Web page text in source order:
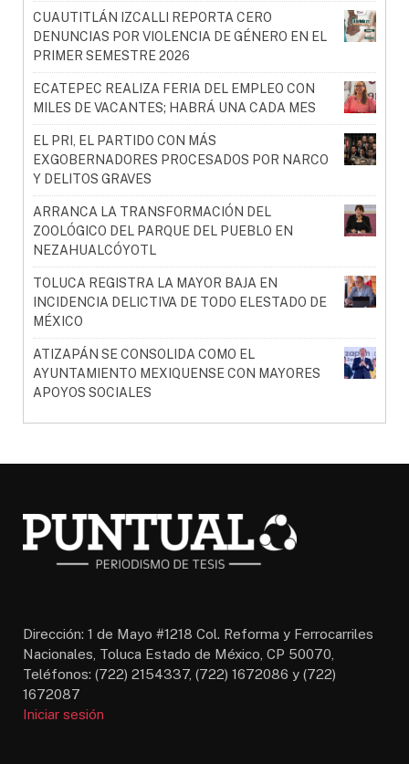
CUAUTITLÁN IZCALLI REPORTA CERO
DENUNCIAS POR VIOLENCIA DE GÉNERO EN EL
PRIMER SEMESTRE 2026
ECATEPEC REALIZA FERIA DEL EMPLEO CON
MILES DE VACANTES; HABRÁ UNA CADA MES
EL PRI, EL PARTIDO CON MÁS
EXGOBERNADORES PROCESADOS POR NARCO
Y DELITOS GRAVES
ARRANCA LA TRANSFORMACIÓN DEL
ZOOLÓGICO DEL PARQUE DEL PUEBLO EN
NEZAHUALCÓYOTL
TOLUCA REGISTRA LA MAYOR BAJA EN
INCIDENCIA DELICTIVA DE TODO ELESTADO DE
MÉXICO
ATIZAPÁN SE CONSOLIDA COMO EL
AYUNTAMIENTO MEXIQUENSE CON MAYORES
APOYOS SOCIALES
Dirección: 1 de Mayo #1218 Col. Reforma y Ferrocarriles
Nacionales, Toluca Estado de México, CP 50070,
Teléfonos: (722) 2154337, (722) 1672086 y (722)
1672087
Iniciar sesión